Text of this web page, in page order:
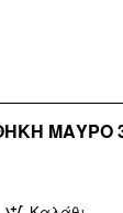
AMERICA NERINO